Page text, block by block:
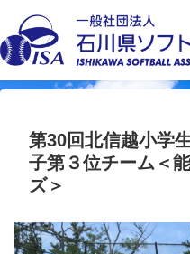
第30回北信越小
子第３位チーム＜
ズ＞